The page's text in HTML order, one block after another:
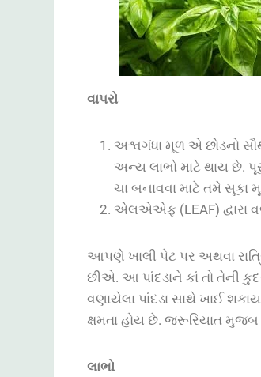
વાપરો
અશ્વગંધા મૂળ એ છોડનો
અન્ય લાભો માટે થાય છે.
ચા બનાવવા માટે તમે સૂકા
એલએએફ (LEAF) દ્વારા
આપણે ખાલી પેટ પર અથવા
છીએ. આ પાંદડાને કાં તો તેની
વણાયેલા પાંદડા સાથે ખાઈ
ક્ષમતા હોય છે. જરૂરિયાત મુજબ
લાભો